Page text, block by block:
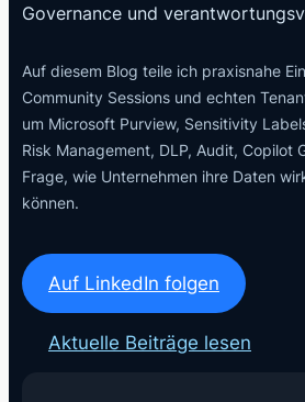
Governance und
Auf diesem Blog teile ich praxisnahe
Community Sessions und echten
um Microsoft Purview, Sensitivity
Risk Management, DLP, Audit, Copilot
Frage, wie Unternehmen ihre Daten
können.
Auf LinkedIn folgen
Aktuelle Beiträge lesen